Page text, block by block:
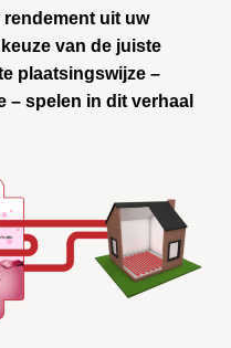
uit uw
van de juiste
plaatsingswijze –
– spelen in dit verhaal